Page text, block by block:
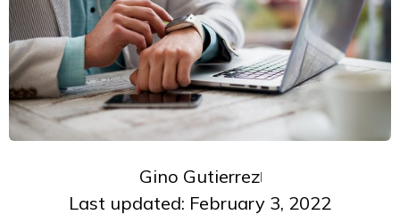
Gino Gutierrez
Last updated: February 3, 2022